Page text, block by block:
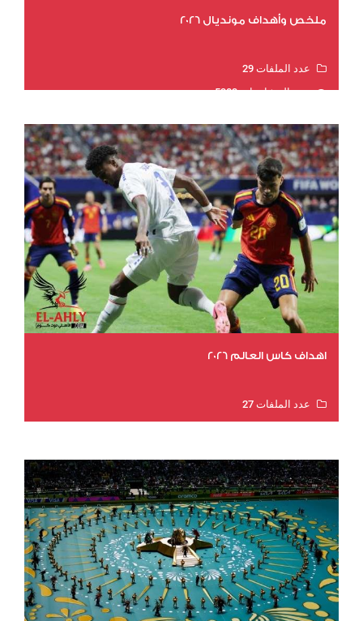
ملخص وأهداف مونديال 2026
عدد الملفات 29
عدد المشاهدات 5383
اهداف كاس العالم 2026
عدد الملفات 27